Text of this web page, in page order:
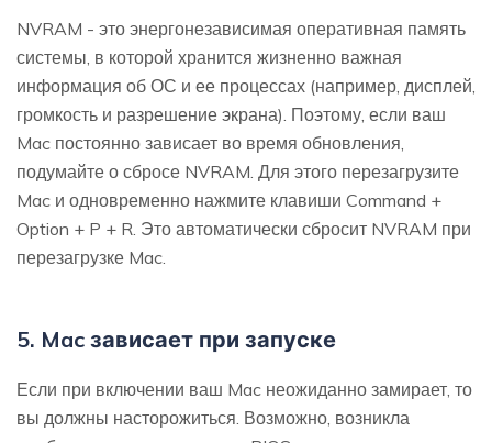
NVRAM - это энергонезависимая оперативная память
системы, в которой хранится жизненно важная
информация об ОС и ее процессах (например, дисплей,
громкость и разрешение экрана). Поэтому, если ваш
Mac постоянно зависает во время обновления,
подумайте о сбросе NVRAM. Для этого перезагрузите
Mac и одновременно нажмите клавиши Command +
Option + P + R. Это автоматически сбросит NVRAM при
перезагрузке Mac.
5. Mac зависает при запуске
Если при включении ваш Mac неожиданно замирает, то
вы должны насторожиться. Возможно, возникла